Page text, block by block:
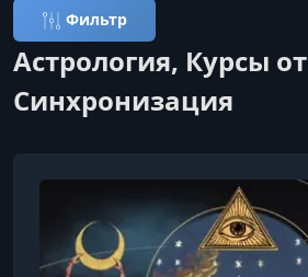
Фильтр
Астрология, Курсы от
Синхронизация